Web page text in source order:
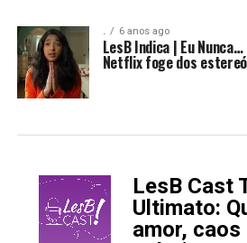
. 6 anos ago
LesB Indica | Eu
Netflix foge dos
LesB Cast
Ultimato:
amor,
-